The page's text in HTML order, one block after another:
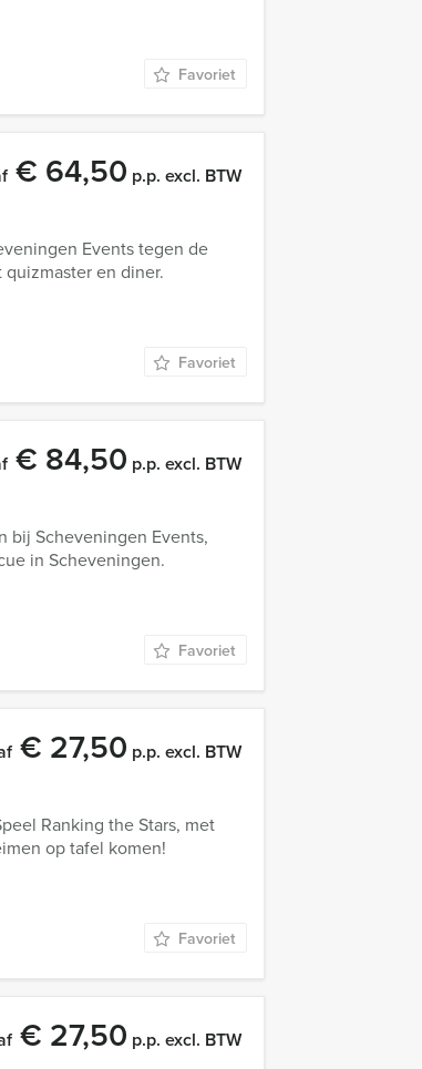
Favoriet
€ 64,50 p.p. excl. BTW
Events tegen de
en diner.
Favoriet
€ 84,50 p.p. excl. BTW
bij Scheveningen Events,
in Scheveningen.
Favoriet
€ 27,50 p.p. excl. BTW
Ranking the Stars, met
op tafel komen!
Favoriet
€ 27,50 p.p. excl. BTW